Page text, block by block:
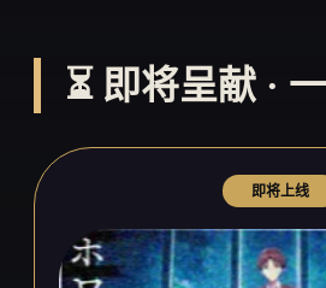
⏳ 即将呈献 ·
即将上线